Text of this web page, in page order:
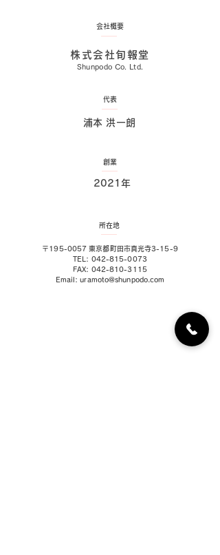
会社概要
株式会社旬報堂
Shunpodo Co. Ltd.
代表
浦本 洪一朗
創業
2021年
所在地
〒195-0057 東京都町田市真光寺3-15-9
TEL: 042-815-0073
FAX: 042-810-3115
Email: uramoto@shunpodo.com